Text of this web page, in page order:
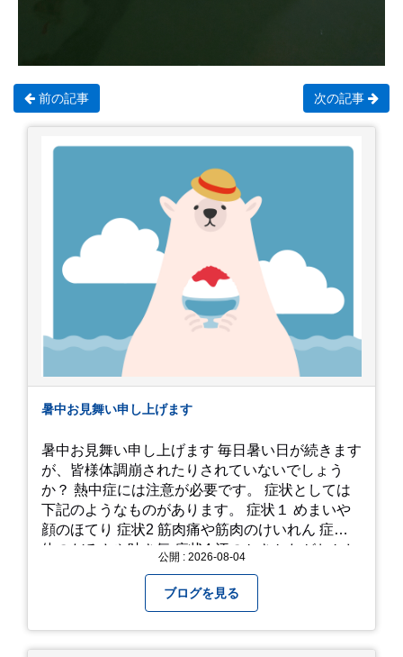
前の記事 次の記事
暑中お見舞い申し上げます
暑中お見舞い申し上げます 毎日暑い日が続きます
が、皆様体調崩されたりされていないでしょう
か？ 熱中症には注意が必要です。 症状としては
下記のようなものがあります。 症状１ めまいや
顔のほてり 症状2 筋肉痛や筋肉のけいれん 症状3
体のだるさや吐き気 症状4 汗のかきかたがおかし
に反応しない、まっすぐ歩けない 症状7 水分補給
に医療機関へ相談、または救急車を呼びましょう
□涼しい場所へ移動しましょう □衣服を脱がし、
公開 : 2026-08-04
ブログを見る